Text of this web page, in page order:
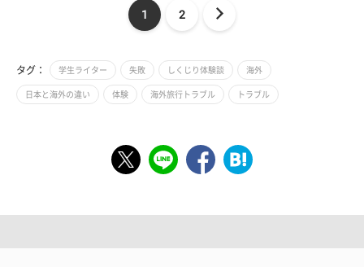
1 2
タグ： 学生ライター 失敗 しくじり体験談 海外
日本と海外の違い 体験 海外旅行トラブル トラブル